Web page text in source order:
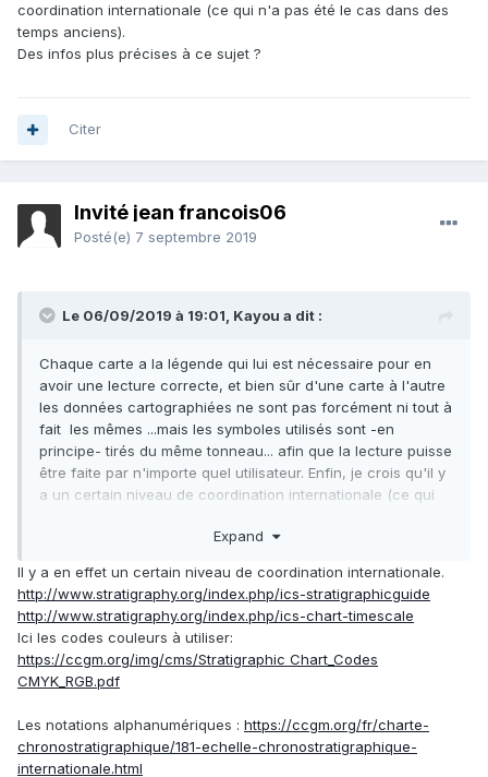
coordination internationale (ce qui n'a pas été le cas dans des
temps anciens).
Des infos plus précises à ce sujet ?
Citer
Invité jean francois06
Posté(e) 7 septembre 2019
Le 06/09/2019 à 19:01, Kayou a dit :
Chaque carte a la légende qui lui est nécessaire pour en
avoir une lecture correcte, et bien sûr d'une carte à l'autre
les données cartographiées ne sont pas forcément ni tout à
fait les mêmes ...mais les symboles utilisés sont -en
principe- tirés du même tonneau... afin que la lecture puisse
être faite par n'importe quel utilisateur. Enfin, je crois qu'il y
a un certain niveau de coordination internationale (ce qui
Des infos plus précises à ce sujet ?
Expand
Il y a en effet un certain niveau de coordination internationale.
http://www.stratigraphy.org/index.php/ics-stratigraphicguide
http://www.stratigraphy.org/index.php/ics-chart-timescale
Ici les codes couleurs à utiliser:
https://ccgm.org/img/cms/Stratigraphic Chart_Codes
CMYK_RGB.pdf
Les notations alphanumériques : https://ccgm.org/fr/charte-
chronostratigraphique/181-echelle-chronostratigraphique-
internationale.html